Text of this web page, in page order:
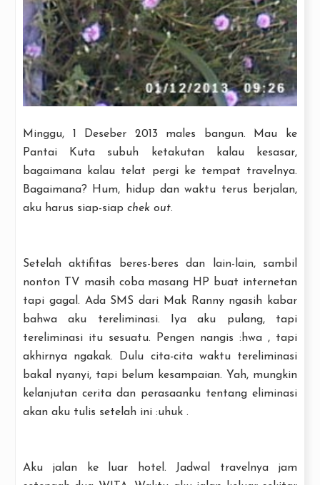
Minggu, 1 Deseber 2013 males bangun. Mau ke
Pantai Kuta subuh ketakutan kalau kesasar,
bagaimana kalau telat pergi ke tempat travelnya.
Bagaimana? Hum, hidup dan waktu terus berjalan,
aku harus siap-siap chek out.
Setelah aktifitas beres-beres dan lain-lain, sambil
nonton TV masih coba masang HP buat internetan
tapi gagal. Ada SMS dari Mak Ranny ngasih kabar
bahwa aku tereliminasi. Iya aku pulang, tapi
tereliminasi itu sesuatu. Pengen nangis :hwa , tapi
akhirnya ngakak. Dulu cita-cita waktu tereliminasi
bakal nyanyi, tapi belum kesampaian. Yah, mungkin
kelanjutan cerita dan perasaanku tentang eliminasi
akan aku tulis setelah ini :uhuk .
Aku jalan ke luar hotel. Jadwal travelnya jam